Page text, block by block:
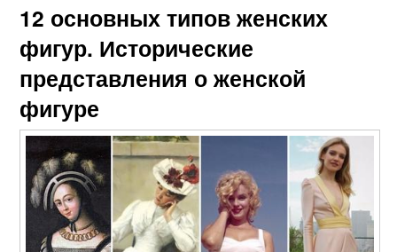
12 основных типов женских
фигур. Исторические
представления о женской
фигуре